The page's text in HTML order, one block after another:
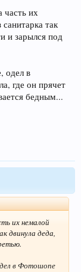
часть их
так
и зарылся под
одел в
где он прячет
бедным...
их немалой
двинула деда,
в Фотошопе